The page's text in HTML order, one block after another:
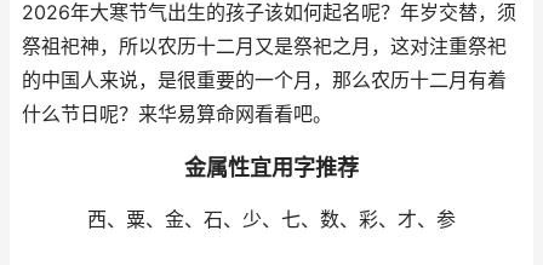
2026年大寒节气出生的孩子该如何起名呢？年岁交替，须
祭祖祀神，所以农历十二月又是祭祀之月，这对注重祭祀
的中国人来说，是很重要的一个月，那么农历十二月有着
什么节日呢？来华易算命网看看吧。
金属性宜用字推荐
西、粟、金、石、少、七、数、彩、才、参